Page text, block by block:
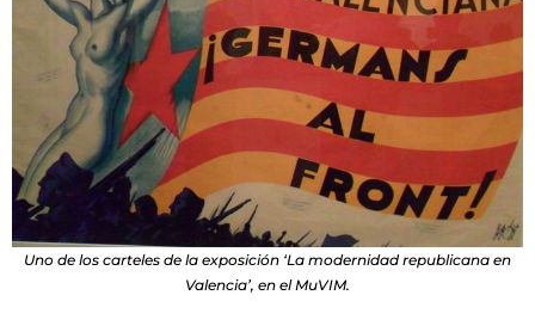
Uno de los carteles de la exposición ‘La modernidad republicana en
Valencia’, en el MuVIM.